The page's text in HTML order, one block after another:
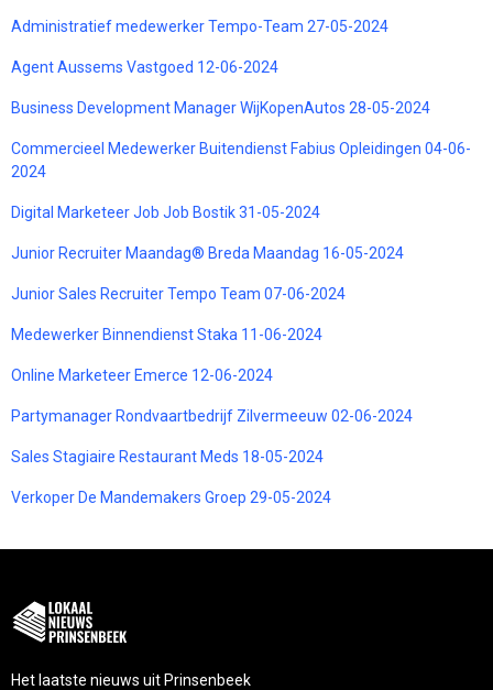
Administratief medewerker Tempo-Team 27-05-2024
Agent Aussems Vastgoed 12-06-2024
Business Development Manager WijKopenAutos 28-05-2024
Commercieel Medewerker Buitendienst Fabius Opleidingen 04-06-
2024
Digital Marketeer Job Job Bostik 31-05-2024
Junior Recruiter Maandag® Breda Maandag 16-05-2024
Junior Sales Recruiter Tempo Team 07-06-2024
Medewerker Binnendienst Staka 11-06-2024
Online Marketeer Emerce 12-06-2024
Partymanager Rondvaartbedrijf Zilvermeeuw 02-06-2024
Sales Stagiaire Restaurant Meds 18-05-2024
Verkoper De Mandemakers Groep 29-05-2024
Het laatste nieuws uit Prinsenbeek